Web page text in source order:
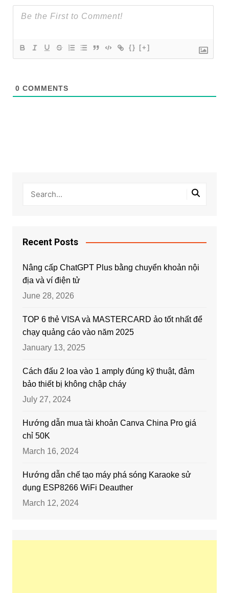
{} [+]
0 COMMENTS
Recent Posts
Nâng cấp ChatGPT Plus bằng chuyển khoản nội
địa và ví điện tử
June 28, 2026
TOP 6 thẻ VISA và MASTERCARD ảo tốt nhất để
chạy quảng cáo vào năm 2025
January 13, 2025
Cách đấu 2 loa vào 1 amply đúng kỹ thuật, đảm
bảo thiết bị không chập cháy
July 27, 2024
Hướng dẫn mua tài khoản Canva China Pro giá
chỉ 50K
March 16, 2024
Hướng dẫn chế tạo máy phá sóng Karaoke sử
dụng ESP8266 WiFi Deauther
March 12, 2024